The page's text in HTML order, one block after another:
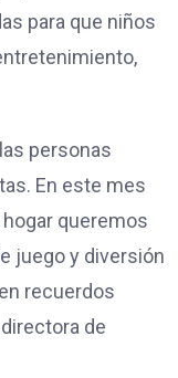
para que niños
personas
En este mes
queremos
juego y diversión
recuerdos
de